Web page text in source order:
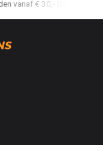
€ 2,95 (NL)